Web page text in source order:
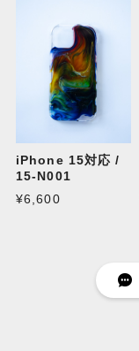
iPhone 15対応 /
15-N001
¥6,600